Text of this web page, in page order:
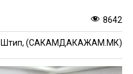
8642
Штип, (САКАМДАКАЖАМ.МК)